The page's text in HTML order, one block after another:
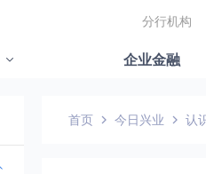
分行机构
企业金融
首页 今日兴业 认